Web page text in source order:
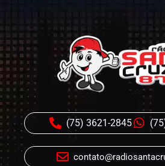
(75) 3621-2845